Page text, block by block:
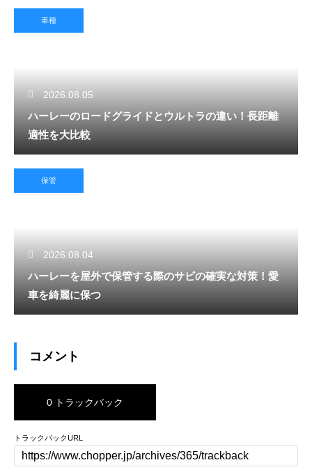
車種
2026.08.05
ハーレーのロードグライドとウルトラの違い！長距離
適性を大比較
保管
2026.08.04
ハーレーを屋外で保管する際のサビの確実な対策！愛
車を綺麗に保つ
コメント
0 トラックバック
トラックバックURL